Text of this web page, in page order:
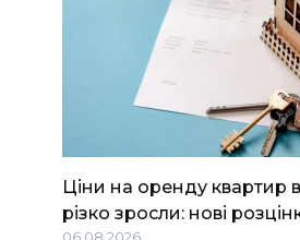
Ціни на оренду квартир
різко зросли: нові
06.08.2026